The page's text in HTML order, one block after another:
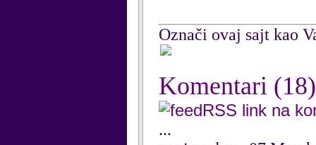
Označi ovaj sajt kao
Komentari (18)
RSS link na
...